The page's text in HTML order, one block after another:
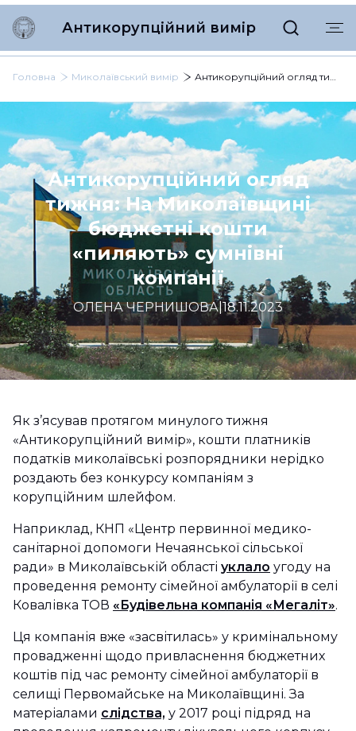
Антикорупційний вимір
Головна Миколаївський вимір Антикорупційний огляд тижня: На Миколаївщині бюджетні кошти «пиляють» сумнівні компанії
Антикорупційний огляд
тижня: На Миколаївщині
бюджетні кошти
«пиляють» сумнівні
компанії
ОЛЕНА ЧЕРНИШОВА|18.11.2023
Як з’ясував протягом минулого тижня
«Антикорупційний вимір», кошти платників
податків миколаївські розпорядники нерідко
роздають без конкурсу компаніям з
корупційним шлейфом.
Наприклад, КНП «Центр первинної медико-
санітарної допомоги Нечаянської сільської
ради» в Миколаївській області уклало угоду на
проведення ремонту сімейної амбулаторії в селі
Ковалівка ТОВ «Будівельна компанія «Мегаліт».
Ця компанія вже «засвітилась» у кримінальному
провадженні щодо привласнення бюджетних
коштів під час ремонту сімейної амбулаторії в
селищі Первомайське на Миколаївщині. За
матеріалами слідства, у 2017 році підряд на